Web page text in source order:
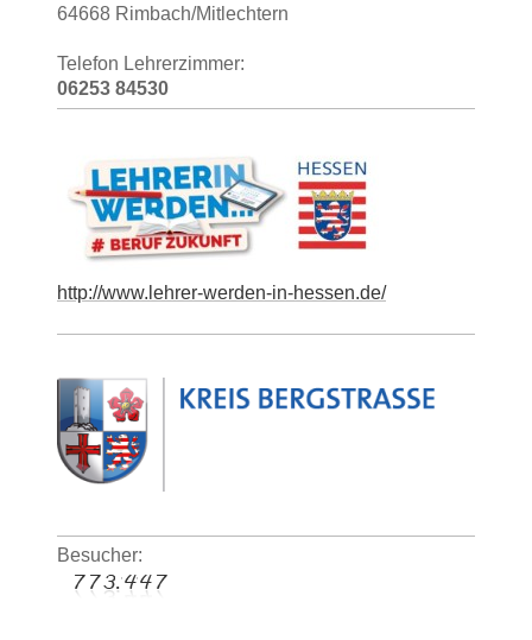
64668 Rimbach/Mitlechtern
Telefon Lehrerzimmer:
06253 84530
http://www.lehrer-werden-in-hessen.de/
Besucher: